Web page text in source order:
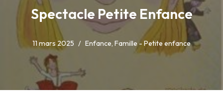
Spectacle Petite Enfance
11 mars 2025 Enfance, Famille - Petite enfance